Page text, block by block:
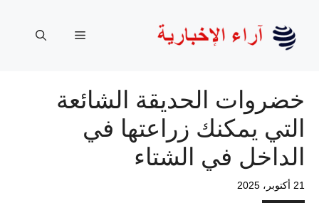
المحتوى
القائمة
خضروات الحديقة الشائعة
التي يمكنك زراعتها في
الداخل في الشتاء
21 أكتوبر، 2025